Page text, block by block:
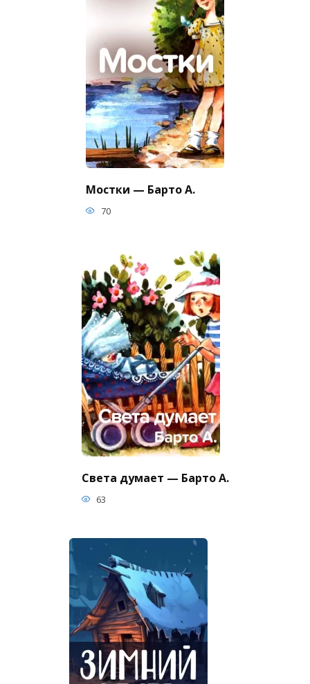
Мостки — Барто А.
70
Света думает — Барто А.
63